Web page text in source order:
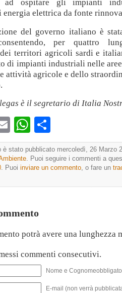
ad ospitare gli impianti
energia elettrica da fonte
del governo italiano è
per quattro
territori agricoli sardi e
di impianti industriali nelle
attività agricole e dello
è il segretario di Italia
EmailWhatsApp
è stato pubblicato mercoledì, 26 Marzo
. Puoi seguire i commenti a
. Puoi inviare un commento, o fare un
potrà avere una lunghezza
commenti consecutivi.
Nome e
E-mail (non verrà